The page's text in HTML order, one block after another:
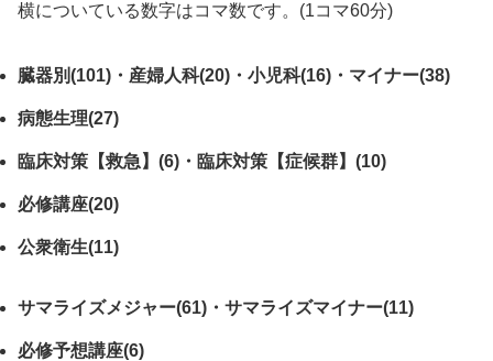
横についている数字はコマ数です。(1コマ60分)
臓器別(101)・産婦人科(20)・小児科(16)・マイナー(38)
病態生理(27)
臨床対策【救急】(6)・臨床対策【症候群】(10)
必修講座(20)
公衆衛生(11)
サマライズメジャー(61)・サマライズマイナー(11)
必修予想講座(6)